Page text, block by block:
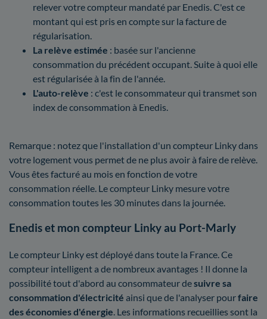
relever votre compteur mandaté par Enedis. C'est ce
montant qui est pris en compte sur la facture de
régularisation.
La relève estimée : basée sur l'ancienne
consommation du précédent occupant. Suite à quoi elle
est régularisée à la fin de l'année.
L'auto-relève : c'est le consommateur qui transmet son
index de consommation à Enedis.
Remarque : notez que l'installation d'un compteur Linky dans
votre logement vous permet de ne plus avoir à faire de relève.
Vous êtes facturé au mois en fonction de votre
consommation réelle. Le compteur Linky mesure votre
consommation toutes les 30 minutes dans la journée.
Enedis et mon compteur Linky au Port-Marly
Le compteur Linky est déployé dans toute la France. Ce
compteur intelligent a de nombreux avantages ! Il donne la
possibilité tout d'abord au consommateur desuivre sa
consommation d'électricité ainsi que de l'analyser pourfaire
des économies d'énergie . Les informations recueillies sont la